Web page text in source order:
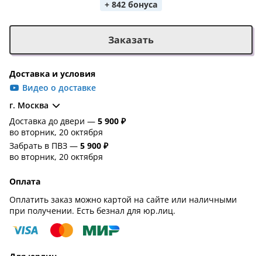
+ 842 бонуса
Заказать
Доставка и условия
Видео о доставке
г. Москва
Доставка до двери — 5 900 ₽
во вторник, 20 октября
Забрать в ПВЗ — 5 900 ₽
во вторник, 20 октября
Оплата
Оплатить заказ можно картой на сайте или наличными
при получении. Есть безнал для юр.лиц.